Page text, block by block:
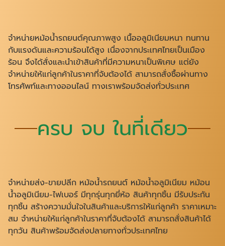
จำหน่ายหม้อน้ำรถยนต์คุณภาพสูง เนื้ออลูมิเนียมหนา ทนทาน
กับแรงดันและความร้อนได้สูง เนื่องจากประเทศไทยเป็นเมือง
ร้อน จึงได้สั่งและนำเข้าสินค้าที่มีความหนาเป็นพิเศษ แต่ยัง
จำหน่ายให้แก่ลูกค้าในราคาที่จับต้องได้ สามารถสั่งซื้อผ่านทาง
โทรศัพท์และทางออนไลน์ ทางเราพร้อมจัดส่งทั่วประเทศ
ครบ จบ ในที่เดียว
จำหน่ายส่ง-ขายปลีก หม้อน้ำรถยนต์ หม้อน้ำอลูมิเนียม หม้อน
น้ำอลูมิเนียม-ไฟเบอร์ มีทุกรุ่นทุกยี่ห้อ สินค้าทุกชิ้น มีรับประกัน
ทุกชิ้น สร้างความมั่นใจในสินค้าและบริการให้แก่ลูกค้า ราคาเหมาะ
สม จำหน่ายให้แก่ลูกค้าในราคาที่จับต้องได้ สามารถสั่งสินค้าได้
ทุกวัน สินค้าพร้อมจัดส่งปลายทางทั่วประเทศไทย